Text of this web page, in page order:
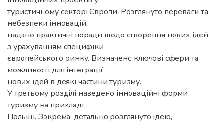
туристичному секторі Європи. Розглянуто переваги та
небезпеки інновацій,
надано практичні поради щодо створення нових ідей
з урахуванням специфіки
європейського ринку. Визначено ключові сфери та
можливості для інтеграції
нових ідей в деякі частини туризму.
У третьому розділі наведено інноваційні форми
туризму на прикладі
Польщі. Зокрема, детально розглянуто ідею,